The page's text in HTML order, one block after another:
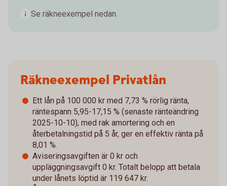
Se räkneexempel nedan.
Räkneexempel Privatlån
Ett lån på 100 000 kr med 7,73 % rörlig ränta,
räntespann 5,95-17,15 % (senaste ränteändring
2025-10-10), med rak amortering och en
återbetalningstid på 5 år, ger en effektiv ränta på
8,01 %.
Aviseringsavgiften är 0 kr och
uppläggningsavgift 0 kr. Totalt belopp att betala
under lånets löptid är 119 647 kr.